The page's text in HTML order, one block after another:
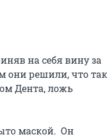
на себя вину за
они решили, что так
Дента, ложь
маской.  Он